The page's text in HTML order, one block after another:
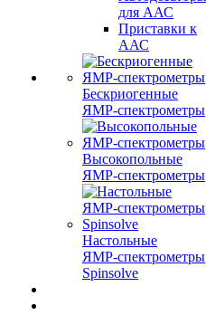
для ААС
Приставки к
ААС
Бескриогенные
ЯМР‑спектрометры
Высокопольные
ЯМР‑спектрометры
Настольные
ЯМР‑спектрометры
Spinsolve